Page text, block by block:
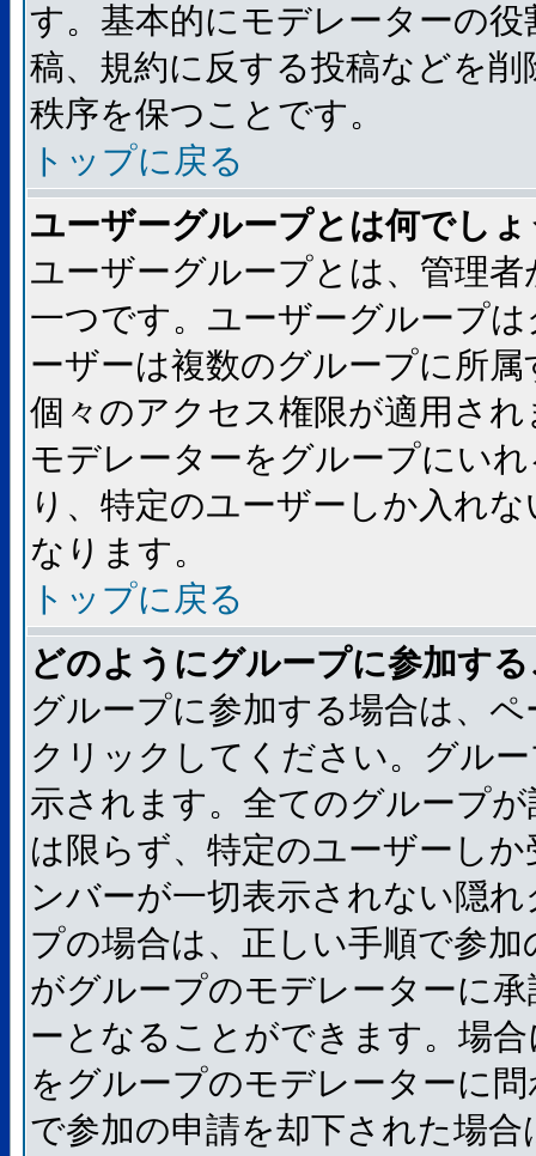
す。基本的にモデレーターの
稿、規約に反する投稿などを
秩序を保つことです。
トップに戻る
ユーザーグループとは何でし
ユーザーグループとは、管理
一つです。ユーザーグループ
ーザーは複数のグループに所
個々のアクセス権限が適用さ
モデレーターをグループにい
り、特定のユーザーしか入れ
なります。
トップに戻る
どのようにグループに参加す
グループに参加する場合は、
クリックしてください。グル
示されます。全てのグループ
は限らず、特定のユーザーし
ンバーが一切表示されない隠
プの場合は、正しい手順で参
がグループのモデレーターに
ーとなることができます。場
をグループのモデレーターに
で参加の申請を却下された場